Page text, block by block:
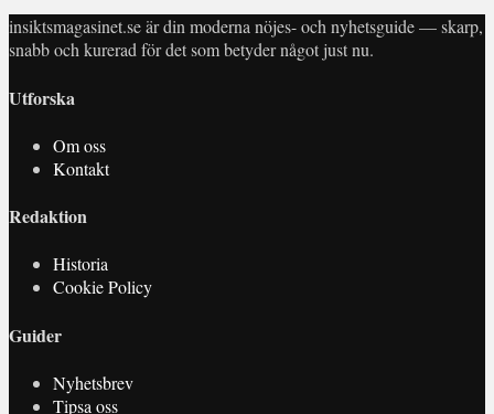
insiktsmagasinet.se är din moderna nöjes- och nyhetsguide — skarp,
snabb och kurerad för det som betyder något just nu.
Utforska
Om oss
Kontakt
Redaktion
Historia
Cookie Policy
Guider
Nyhetsbrev
Tipsa oss